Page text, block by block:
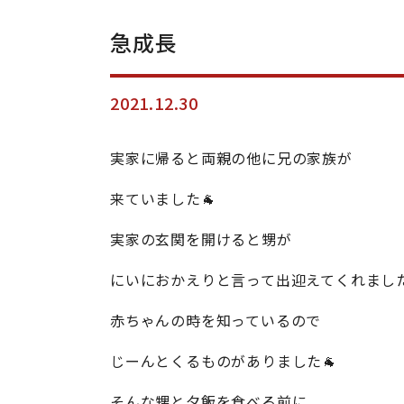
急成長
2021.12.30
実家に帰ると両親の他に兄の家族が
来ていました🐐
実家の玄関を開けると甥が
にいにおかえりと言って出迎えてくれまし
赤ちゃんの時を知っているので
じーんとくるものがありました🐐